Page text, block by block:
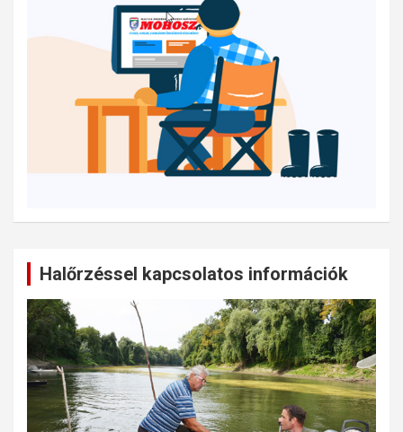
Halőrzéssel kapcsolatos információk